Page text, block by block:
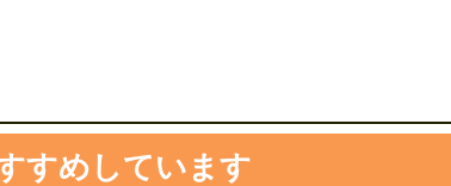
すめしています